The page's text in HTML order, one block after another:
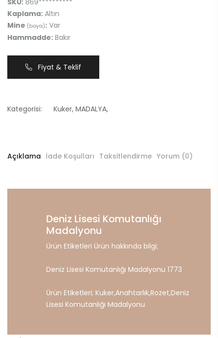
SKU: 869**********
Kaplama: Altın
Mine (boya): Var
Hammadde: Bakır
Fiyat & Teklif
Kategorisi: Kuker, MADALYA,
Açıklama İade Koşulları Taksitlendirme Yorum (0)
Deniz Lisesi Komutanlığı
Madalyonu
Ürün Etiketleri Ürün hakkında bilgi;
Deniz Lisesi Komutanlığı Madalyonu 1773
Ürün Etiketleri; Kuker,Anahtarlık,Rozet,Deniz
Lisesi Komutanlığı Madalyonu